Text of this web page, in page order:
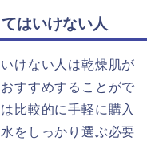
はいけない人
けない人は乾燥肌が
すすめすることがで
比較的に手軽に購入
をしっかり選ぶ必要